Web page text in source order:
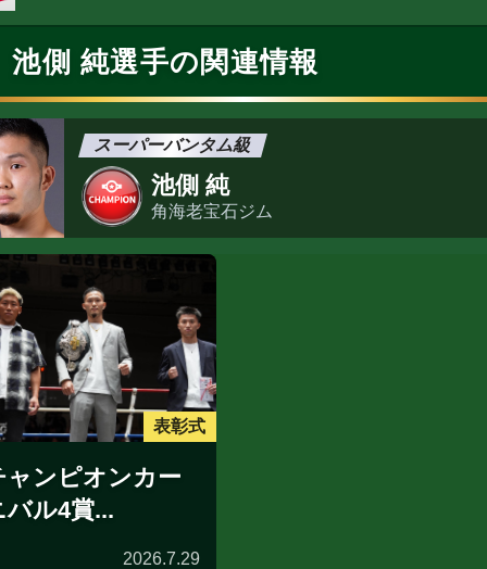
池側 純選手の関連情報
スーパーバンタム級
池側 純
角海老宝石ジム
表彰式
ャンピオンカー
バル4賞...
2026.7.29